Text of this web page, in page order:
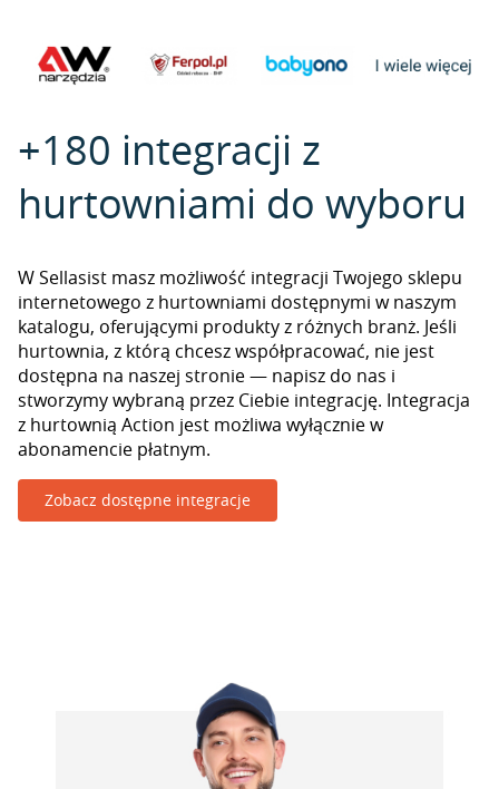
+180 integracji z
hurtowniami do wyboru
W Sellasist masz możliwość integracji Twojego sklepu
internetowego z hurtowniami dostępnymi w naszym
katalogu, oferującymi produkty z różnych branż. Jeśli
hurtownia, z którą chcesz współpracować, nie jest
dostępna na naszej stronie — napisz do nas i
stworzymy wybraną przez Ciebie integrację. Integracja
z hurtownią Action jest możliwa wyłącznie w
abonamencie płatnym.
Zobacz dostępne integracje